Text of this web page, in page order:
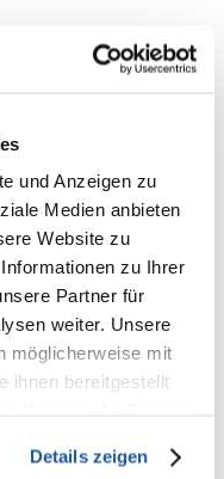
und Anzeigen zu
Medien anbieten
Website zu
zu Ihrer
Partner für
weiter. Unsere
möglicherweise mit
ihnen bereitgestellt
Details zeigen
Glycerin, D-Panthenol,
Haut und Fell vor
lindern Reizungen.
Fell. Birkenextrakt
Fell ein glänzendes,
hat eine
das Fell kräftiger und
das Fell auf.
NEUE NACHRICHT